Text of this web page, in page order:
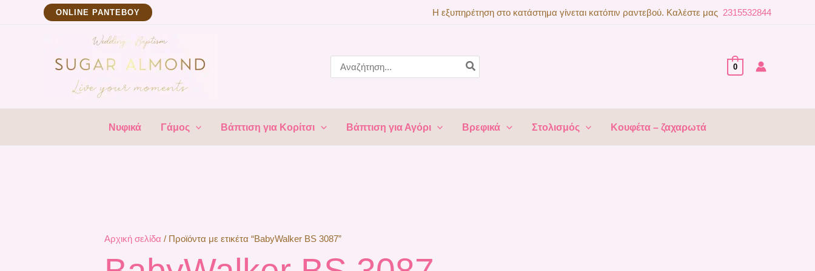
ΟNLINE ΡΑΝΤΕΒΟΥ Η εξυπηρέτηση στο κατάστημα γίνεται κατόπιν ραντεβού. Καλέστε μας 2315532844
for:
0
Νυφικά Γάμος Βάπτιση για Κορίτσι Βάπτιση για Αγόρι Βρεφικά Στολισμός Κουφέτα – ζαχαρωτά
Αρχική σελίδα / Προϊόντα με ετικέτα “BabyWalker BS 3087”